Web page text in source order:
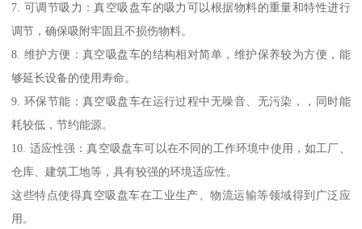
7. 可调节吸力：真空吸盘车的吸力可以根据物料的重量和特性进行
调节，确保吸附牢固且不损伤物料。
8. 维护方便：真空吸盘车的结构相对简单，维护保养较为方便，能
够延长设备的使用寿命。
9. 环保节能：真空吸盘车在运行过程中无噪音、无污染，，同时能
耗较低，节约能源。
10. 适应性强：真空吸盘车可以在不同的工作环境中使用，如工厂、
仓库、建筑工地等，具有较强的环境适应性。
这些特点使得真空吸盘车在工业生产、物流运输等领域得到广泛应
用。